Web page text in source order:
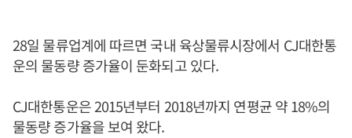
28일 물류업계에 따르면 국내 육상물류시장에서 CJ대한통
운의 물동량 증가율이 둔화되고 있다.
CJ대한통운은 2015년부터 2018년까지 연평균 약 18%의
물동량 증가율을 보여 왔다.